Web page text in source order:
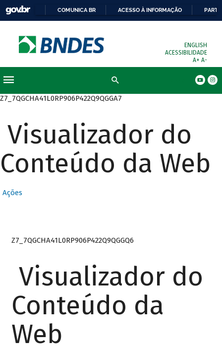
COMUNICA BR ACESSO À INFORMAÇÃO
ENGLISH
ACESSIBILIDADE
A+ A-
Z7_7QGCHA41L0RP906P422Q9QGGA7
Visualizador do
Conteúdo da Web
Ações
Z7_7QGCHA41L0RP906P422Q9QGGQ6
Visualizador do
Conteúdo da
Web